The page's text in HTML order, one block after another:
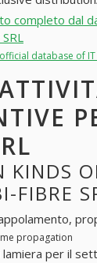
completo dal
database of IT
KINDS
FIBRE
propagation
per il